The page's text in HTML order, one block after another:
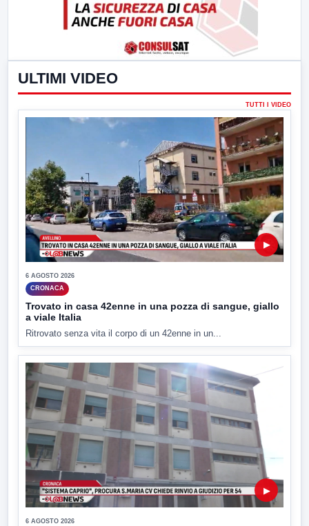
ULTIMI VIDEO
TUTTI I VIDEO
▶
6 AGOSTO 2026
CRONACA
Trovato in casa 42enne in una pozza di sangue, giallo
a viale Italia
Ritrovato senza vita il corpo di un 42enne in un...
▶
6 AGOSTO 2026